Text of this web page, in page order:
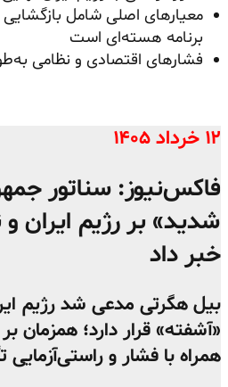
معیارهای اصلی شامل
برنامه هسته‌ای است
فشارهای اقتصادی و نظامی
۱۲ خرداد ۱۴۰۵
فاکس‌نیوز: سناتور
شدید» بر رژیم ایران
خبر داد
بیل هگرتی مدعی شد رژیم
«آشفته» قرار دارد؛ همزمان
همراه با فشار و راستی‌آزمایی